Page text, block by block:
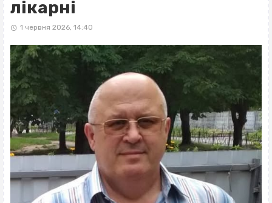
лікарні
1 червня 2026, 14:40